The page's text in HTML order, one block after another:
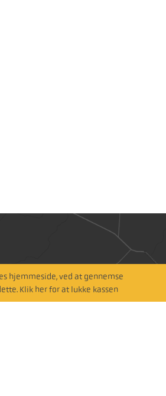
hjemmeside, ved at gennemse
Klik her for at lukke kassen